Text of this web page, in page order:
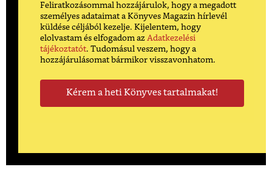
Feliratkozásommal hozzájárulok, hogy a megadott
személyes adataimat a Könyves Magazin hírlevél
küldése céljából kezelje. Kijelentem, hogy
elolvastam és elfogadom az Adatkezelési
tájékoztatót. Tudomásul veszem, hogy a
hozzájárulásomat bármikor visszavonhatom.